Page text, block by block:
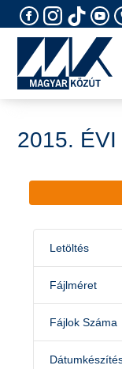
to
2015.
Letöltés
Fájlméret
Fájlok Száma